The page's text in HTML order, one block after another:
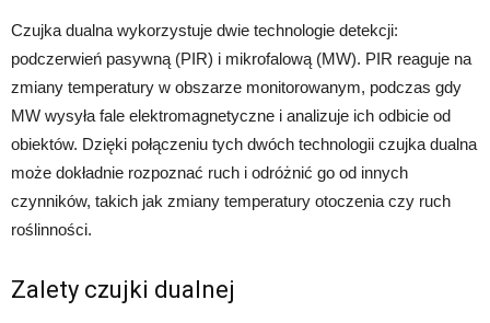
Czujka dualna wykorzystuje dwie technologie detekcji:
podczerwień pasywną (PIR) i mikrofalową (MW). PIR reaguje na
zmiany temperatury w obszarze monitorowanym, podczas gdy
MW wysyła fale elektromagnetyczne i analizuje ich odbicie od
obiektów. Dzięki połączeniu tych dwóch technologii czujka dualna
może dokładnie rozpoznać ruch i odróżnić go od innych
czynników, takich jak zmiany temperatury otoczenia czy ruch
roślinności.
Zalety czujki dualnej